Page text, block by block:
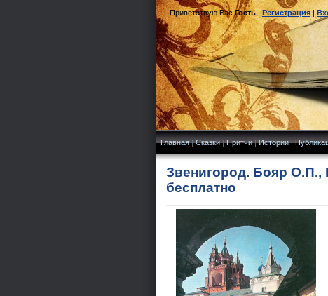
Приветствую Вас Гость|Регистрация|
Главная|Сказки|Притчи|Истории|
Звенигород. Бояр О.П.,
бесплатно